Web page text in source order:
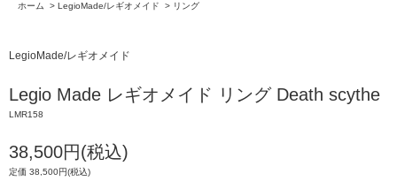
ホーム > LegioMade/レギオメイド > リング
LegioMade/レギオメイド
Legio Made レギオメイド リング Death scythe
LMR158
38,500円(税込)
定価 38,500円(税込)